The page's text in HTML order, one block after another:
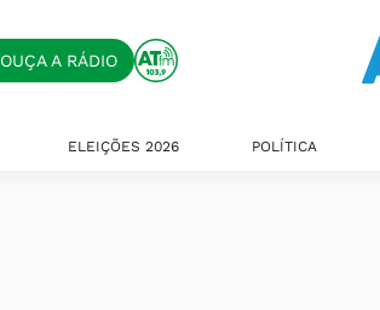
OUÇA A RÁDIO
ELEIÇÕES 2026 POLÍTICA